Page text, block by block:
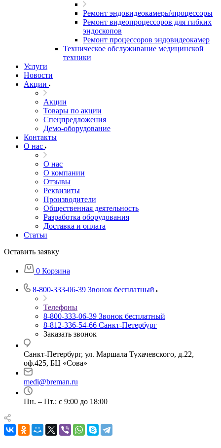
Ремонт эндовидеокамеры\процессоры
Ремонт видеопроцессоров для гибких
эндоскопов
Ремонт процессоров эндовидеокамер
Техническое обслуживание медицинской
техники
Услуги
Новости
Акции
Акции
Товары по акции
Спецпредложения
Демо-оборудование
Контакты
О нас
О нас
О компании
Отзывы
Реквизиты
Производители
Общественная деятельность
Разработка оборудования
Доставка и оплата
Статьи
Оставить заявку
0 Корзина
8-800-333-06-39 Звонок бесплатный
Телефоны
8-800-333-06-39 Звонок бесплатный
8-812-336-54-66 Санкт-Петербург
Заказать звонок
Санкт-Петербург, ул. Маршала Тухачевского, д.22,
оф.425, БЦ «Сова»
medi@breman.ru
Пн. – Пт.: с 9:00 до 18:00